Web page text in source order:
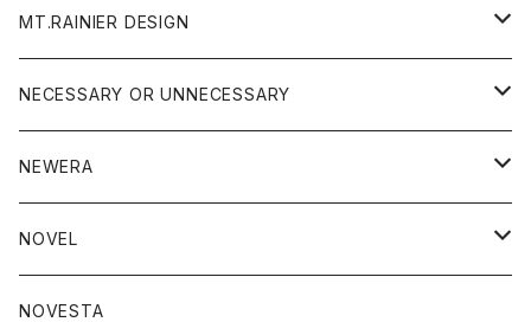
ニット
MT.RAINIER DESIGN
アウター
コート
ジャケット
アクセサリー
バッグ
グッズ
ウォレット
トップス
NECESSARY OR UNNECESSARY
アウター
コート
ジャケット
アクセサリー
バッグ
グッズ
NEWERA
帽子
NOVEL
トップス
NOVESTA